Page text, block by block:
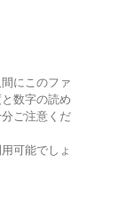
にこのファ
数字の読め
ご注意くだ
可能でしょ